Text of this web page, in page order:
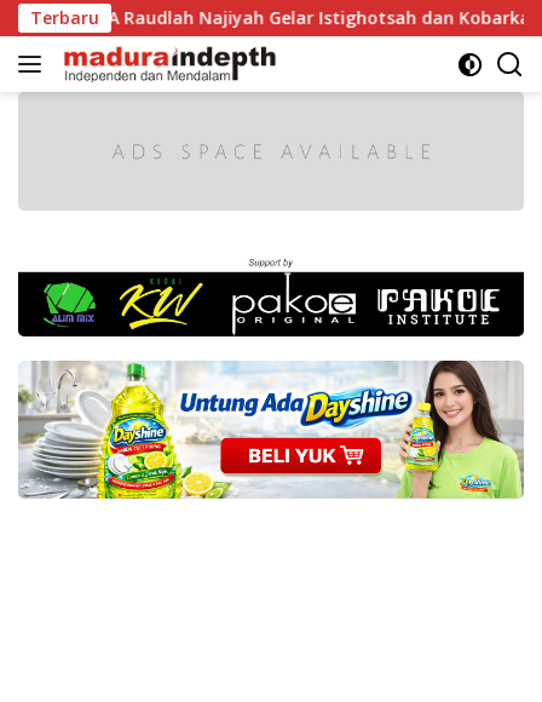
Langsung
ke
konten
Terbaru
RI, MA Raudlah Najiyah Gelar Istighotsah dan Kobarkan